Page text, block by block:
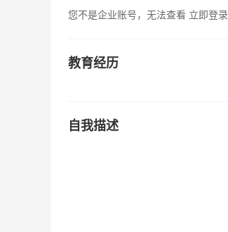
您不是企业账号，无法查看 立即登录
教育经历
自我描述